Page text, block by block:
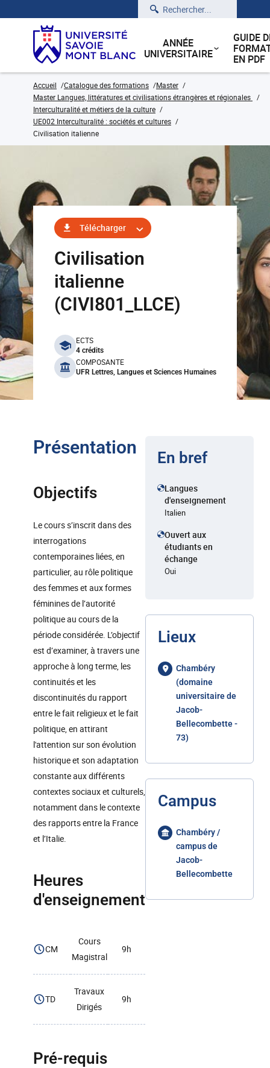
Rechercher
ANNÉE
UNIVERSITAIRE
GUIDE
EN PDF
Accueil Catalogue des formations
Master
Master Langues, littératures et civilisations étrangères et régionales
Interculturalité et métiers de la culture
UE002 Interculturalité : sociétés et cultures
Civilisation italienne
Télécharger
Civilisation
italienne
(CIVI801_LLCE)
benefits
ECTS
4 crédits
COMPOSANTE
UFR Lettres, Langues et Sciences Humaines
Présentation
Objectifs
Le cours s’inscrit dans des
interrogations
contemporaines liées, en
particulier, au rôle politique
des femmes et aux formes
féminines de l’autorité
politique au cours de la
période considérée. L’objectif
est d’examiner, à travers une
approche à long terme, les
continuités et les
discontinuités du rapport
entre le fait religieux et le fait
politique, en attirant
l'attention sur son évolution
historique et son adaptation
constante aux différents
contextes sociaux et culturels,
notamment dans le contexte
des rapports entre la France
et l’Italie.
Heures
d'enseignement
CM
Cours
Magistral
9h
TD
Travaux
Dirigés
9h
Pré-requis
En bref
Langues
d'enseignement
Italien
Ouvert aux
étudiants en
échange
Oui
Lieux
Chambéry
(domaine
universitaire de
Jacob-
Bellecombette -
73)
Campus
Chambéry /
campus de
Jacob-
Bellecombette